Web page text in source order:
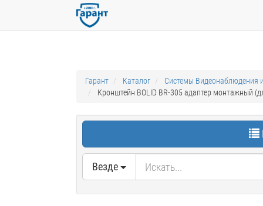
Гарант Каталог
Системы Видеонаблюдения
Кронштейн BOLID BR-305 адаптер монтажный
Везде